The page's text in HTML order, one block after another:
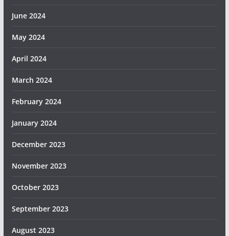
June 2024
May 2024
April 2024
March 2024
February 2024
January 2024
December 2023
November 2023
October 2023
September 2023
August 2023